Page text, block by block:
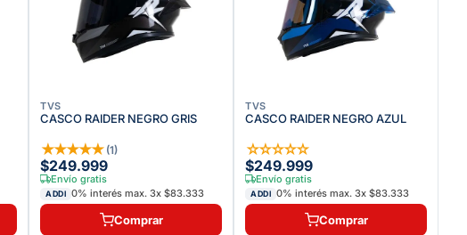
TVS
CASCO RAIDER NEGRO GRIS
★★★★★ (1)
$249.999
Envío gratis
ADDI 0% interés max. 3x $83.333
Comprar
TVS
CASCO RAIDER NEGRO AZUL
☆☆☆☆☆
$249.999
Envío gratis
ADDI 0% interés max. 3x $83.333
Comprar